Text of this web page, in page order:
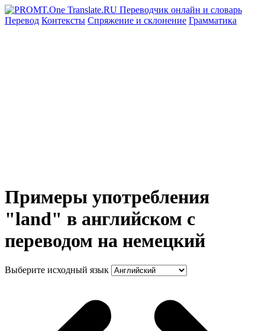
Перевод Контексты Спряжение и склонение Грамматика
Примеры употребления
"land" в английском с
переводом на немецкий
Выберите исходный язык